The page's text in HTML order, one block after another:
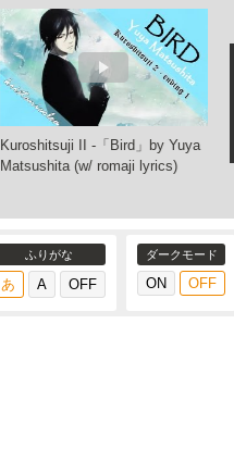
Kuroshitsuji II -「Bird」by Yuya
Matsushita (w/ romaji lyrics)
ふりがな ダークモード